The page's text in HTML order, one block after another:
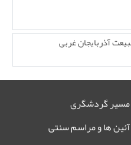
آذربایجان غربی
مسیر گردشگری
آئین ها و مراسم سنتی